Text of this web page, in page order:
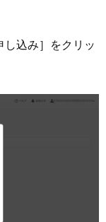
し込み］をクリッ